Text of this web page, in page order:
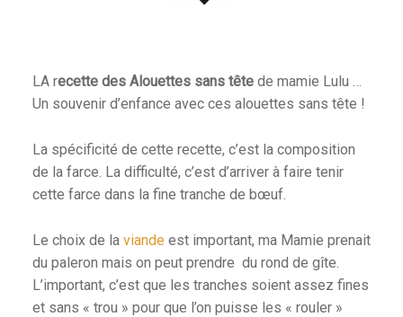
LA recette des Alouettes sans têtede mamie Lulu …
Un souvenir d’enfance avec ces alouettes sans tête !
La spécificité de cette recette, c’est la composition
de la farce. La difficulté, c’est d’arriver à faire tenir
cette farce dans la fine tranche de bœuf.
Le choix de la viande est important, ma Mamie prenait
du paleron mais on peut prendre du rond de gîte.
L’important, c’est que les tranches soient assez fines
et sans « trou » pour que l’on puisse les « rouler »